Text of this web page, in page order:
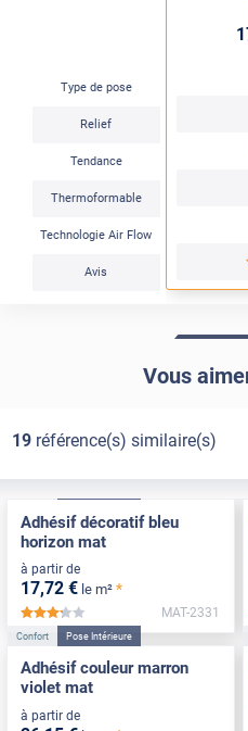
Type de pose
Relief
Tendance
Thermoformable
Technologie Air Flow
Avis
Vous
19référence(s) similaire(s)
Adhésif décoratif bleu
horizon mat
à partir de
17,72 € le m² *
*****
MAT-2331
Confort Pose Intérieure
Adhésif couleur marron
violet mat
à partir de